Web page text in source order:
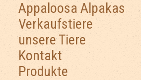
Appaloosa Alpakas
Verkaufstiere
unsere Tiere
Kontakt
Produkte